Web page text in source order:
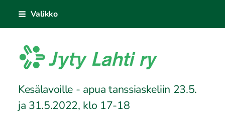
sisältöön
Valikko
Jyty Lahti ry
Kesälavoille - apua tanssiaskeliin 23.5.
ja 31.5.2022, klo 17-18